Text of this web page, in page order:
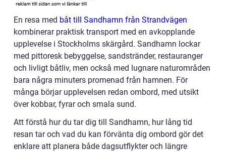
En resa med båt till Sandhamn från Strandvägen
kombinerar praktisk transport med en avkopplande
upplevelse i Stockholms skärgård. Sandhamn lockar
med pittoresk bebyggelse, sandstränder, restauranger
och livligt båtliv, men också med lugnare naturområden
bara några minuters promenad från hamnen. För
många börjar upplevelsen redan ombord, med utsikt
över kobbar, fyrar och smala sund.
Att förstå hur du tar dig till Sandhamn, hur lång tid
resan tar och vad du kan förvänta dig ombord gör det
enklare att planera både dagsutflykter och längre